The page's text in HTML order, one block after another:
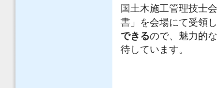
国土木施工管理技士
書」を会場にて受領
できるので、魅力的
待しています。